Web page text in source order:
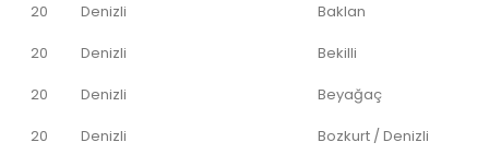
20
Denizli
Baklan
20
Denizli
Bekilli
20
Denizli
Beyağaç
20
Denizli
Bozkurt / Denizli